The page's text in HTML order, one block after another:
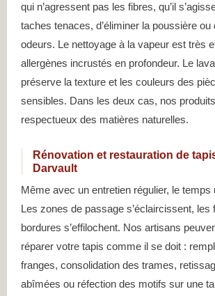
qui n’agressent pas les fibres, qu’il
taches tenaces, d’éliminer la poussière ou
odeurs. Le nettoyage à la vapeur est très
allergènes incrustés en profondeur. Le
préserve la texture et les couleurs des
sensibles. Dans les deux cas, nos
respectueux des matières naturelles.
Rénovation et restauration de
Darvault
Même avec un entretien régulier, le temps
Les zones de passage s’éclaircissent, les
bordures s’effilochent. Nos artisans
réparer votre tapis comme il se doit :
franges, consolidation des trames,
abîmées ou réfection des motifs sur une